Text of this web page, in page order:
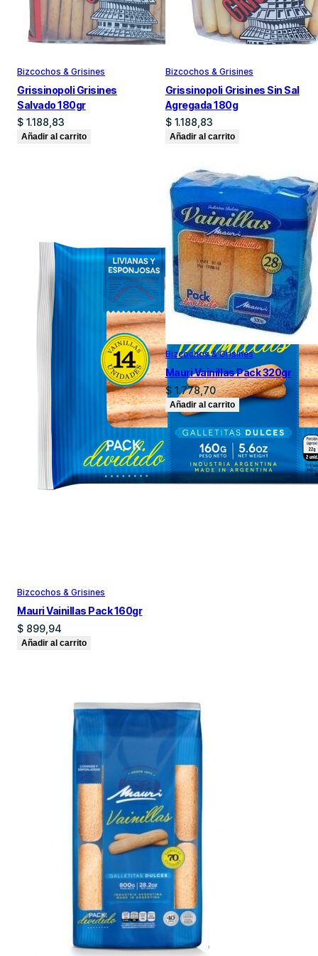
Bizcochos & Grisines
Grissinopoli Grisines
Salvado 180gr
$ 1.188,83
Añadir al carrito
Bizcochos & Grisines
Grissinopoli Grisines Sin Sal
Agregada 180g
$1.188,83
Añadir al carrito
Bizcochos & Grisines
Mauri Vainillas Pack 160gr
$ 899,94
Añadir al carrito
Bizcochos & Grisines
Mauri Vainillas Pack 320gr
$1.778,70
Añadir al carrito